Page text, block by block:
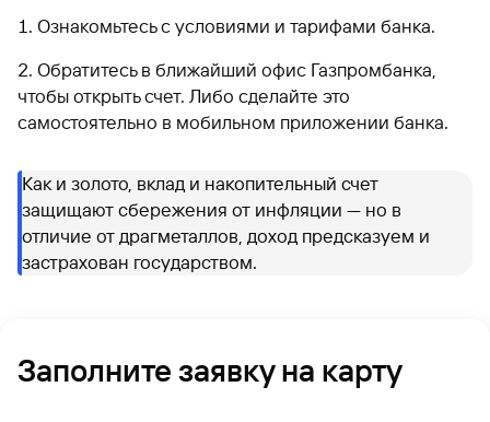
Ознакомьтесь с условиями и тарифами банка.
Обратитесь в ближайший офис Газпромбанка,
чтобы открыть счет. Либо сделайте это
самостоятельно в мобильном приложении банка.
Как и золото, вклад и накопительный счет
защищают сбережения от инфляции — но в
отличие от драгметаллов, доход предсказуем и
застрахован государством.
Заполните заявку на карту